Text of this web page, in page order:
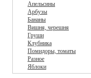
Апельсины
Арбузы
Бананы
Вишня, черешня
Груши
Клубника
Помидоры, томаты
Разное
Яблоки